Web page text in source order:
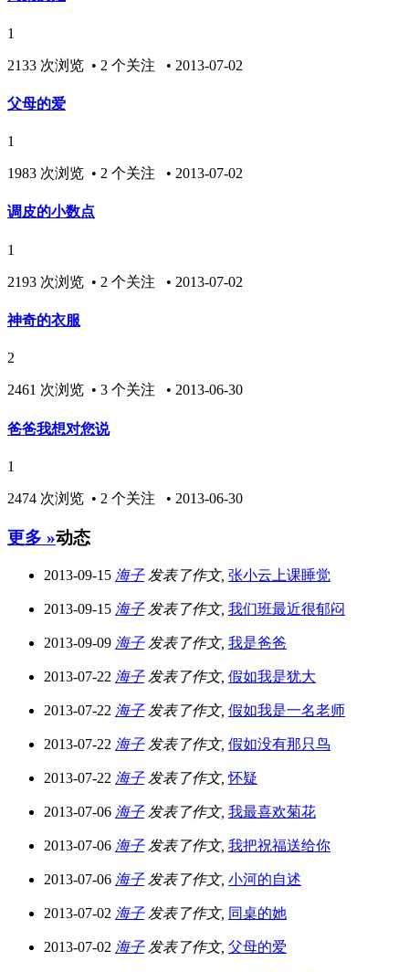
1
2133 次浏览 • 2 个关注 • 2013-07-02
父母的爱
1
1983 次浏览 • 2 个关注 • 2013-07-02
调皮的小数点
1
2193 次浏览 • 2 个关注 • 2013-07-02
神奇的衣服
2
2461 次浏览 • 3 个关注 • 2013-06-30
爸爸我想对您说
1
2474 次浏览 • 2 个关注 • 2013-06-30
更多 »动态
2013-09-15 海子发表了作文, 张小云上课睡觉
2013-09-15 海子发表了作文, 我们班最近很郁闷
2013-09-09 海子发表了作文, 我是爸爸
2013-07-22 海子发表了作文, 假如我是犹大
2013-07-22 海子发表了作文, 假如我是一名老师
2013-07-22 海子发表了作文, 假如没有那只鸟
2013-07-22 海子发表了作文, 怀疑
2013-07-06 海子发表了作文, 我最喜欢菊花
2013-07-06 海子发表了作文, 我把祝福送给你
2013-07-06 海子发表了作文, 小河的自述
2013-07-02 海子发表了作文, 同桌的她
2013-07-02 海子发表了作文, 父母的爱